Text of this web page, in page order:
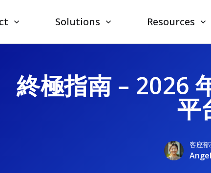
Solutions Resources
終極指南 – 2026
平
客座